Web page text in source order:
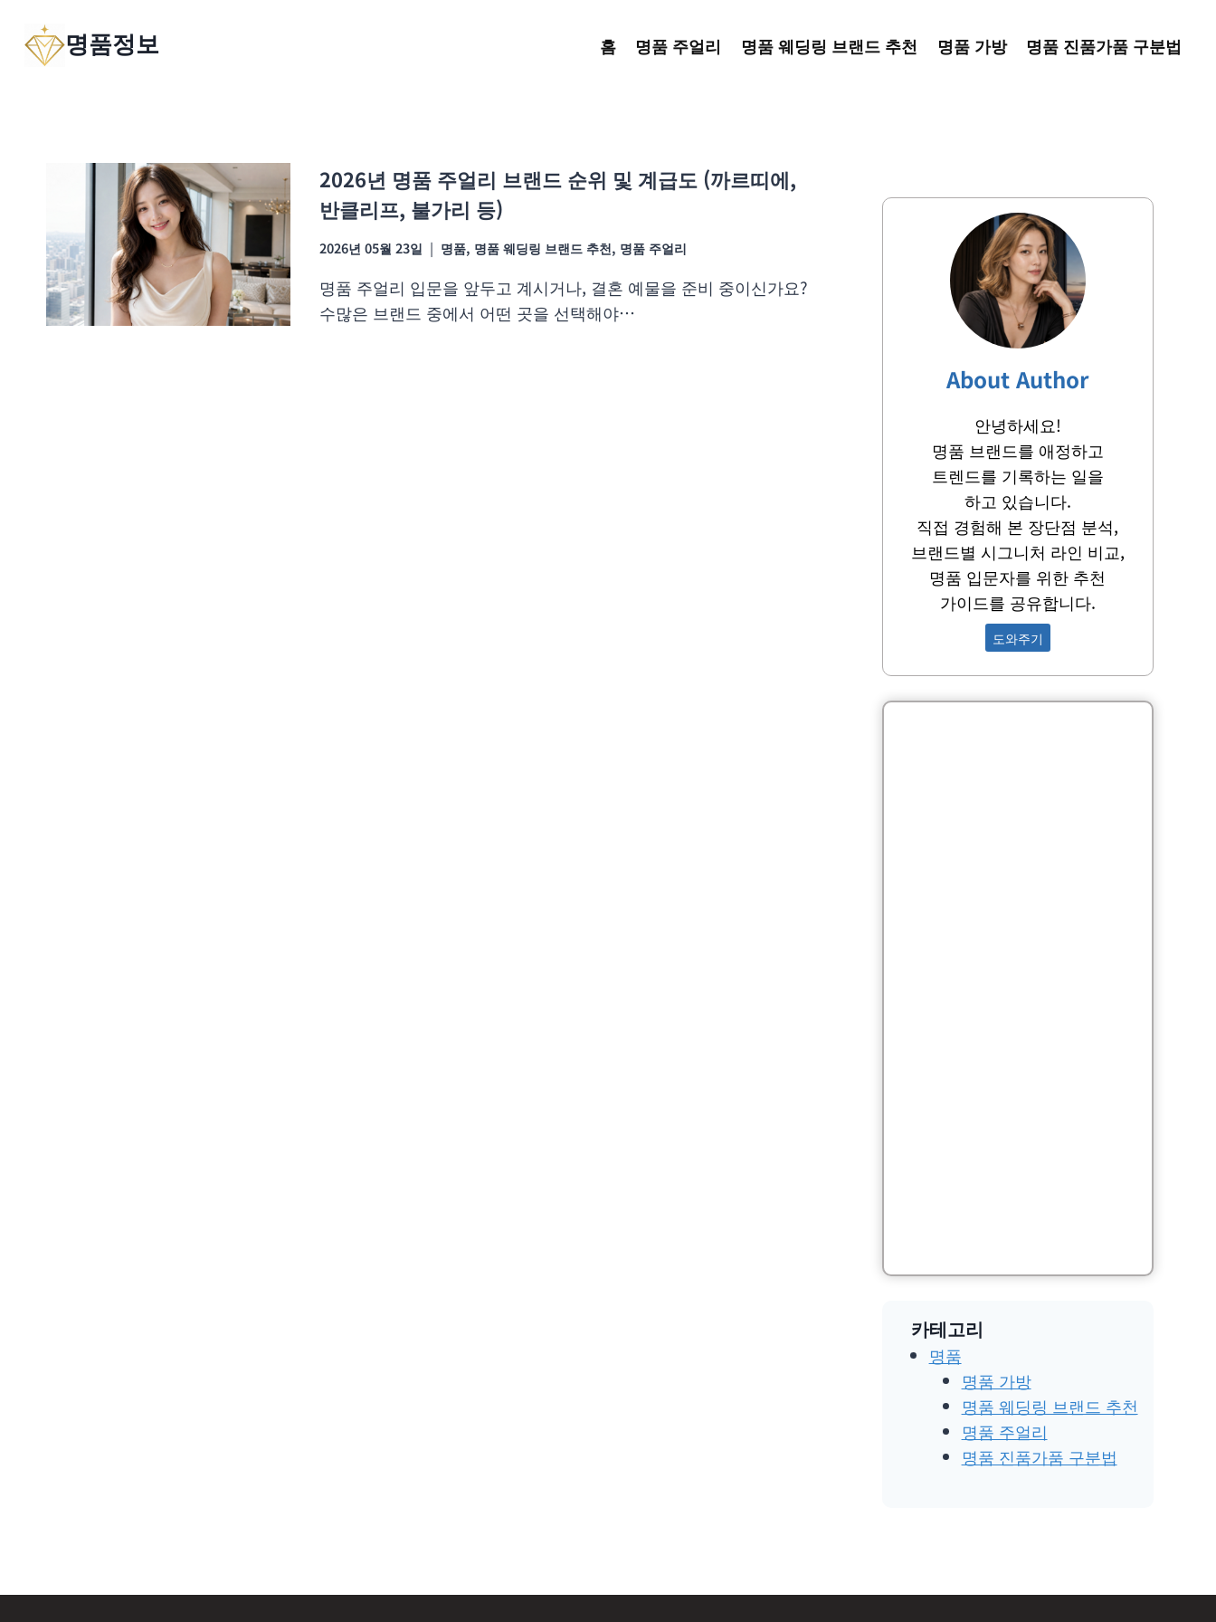
content
명품정보 홈 명품 주얼리 명품 웨딩링 브랜드 추천 명품 가방 명품 진품가품 구분법
2026년 명품 주얼리 브랜드 순위 및 계급도 (까르띠에,
반클리프, 불가리 등)
2026년 05월 23일 명품, 명품 웨딩링 브랜드 추천, 명품 주얼리
명품 주얼리 입문을 앞두고 계시거나, 결혼 예물을 준비 중이신가요?
수많은 브랜드 중에서 어떤 곳을 선택해야…
About Author
안녕하세요!
명품 브랜드를 애정하고
트렌드를 기록하는 일을
하고 있습니다.
직접 경험해 본 장단점 분석,
브랜드별 시그니처 라인 비교,
명품 입문자를 위한 추천
가이드를 공유합니다.
도와주기
카테고리
명품
명품 가방
명품 웨딩링 브랜드 추천
명품 주얼리
명품 진품가품 구분법